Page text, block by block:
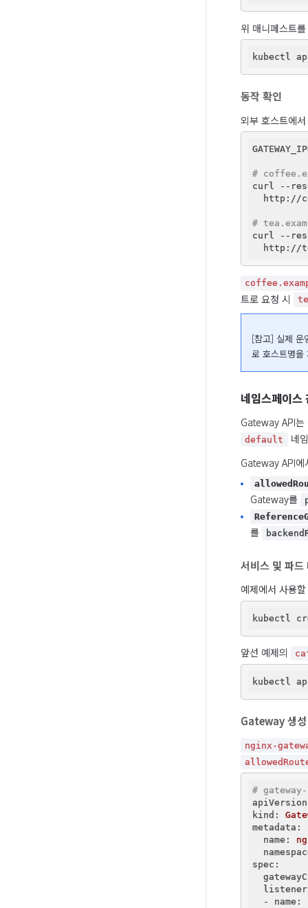
위 매니페스트
동작 확인
외부 호스트에서
#
curl --
http://
#
curl --
트로 요청 시
[참고] 실제 운
로 호스트명을
네임스페이스
Gateway API는
default
네
Gateway API에
Gateway를
를
서비스 및 파드
예제에서 사용할
앞선 예제의
Gateway 생성
nginx-
#
kind:
metadata:
  name:
spec:
  - name: